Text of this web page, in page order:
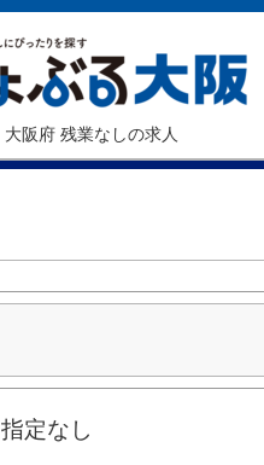
大阪府 残業なしの求人
指定なし